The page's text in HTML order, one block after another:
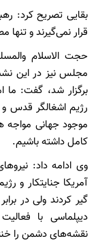
بقایی تصریح کرد:
قرار نمی‌گیرند و تنها
حجت الاسلام
مجلس نیز در این
برگزار شد، گفت: ما
رژیم اشغالگر قدس
موجود جهانی مواجه
کامل داشته باشیم.
وی ادامه داد:
آمریکا جنایتکار و
گیر کردند ولی در
دیپلماسی با
نقشه‌های دشمن را